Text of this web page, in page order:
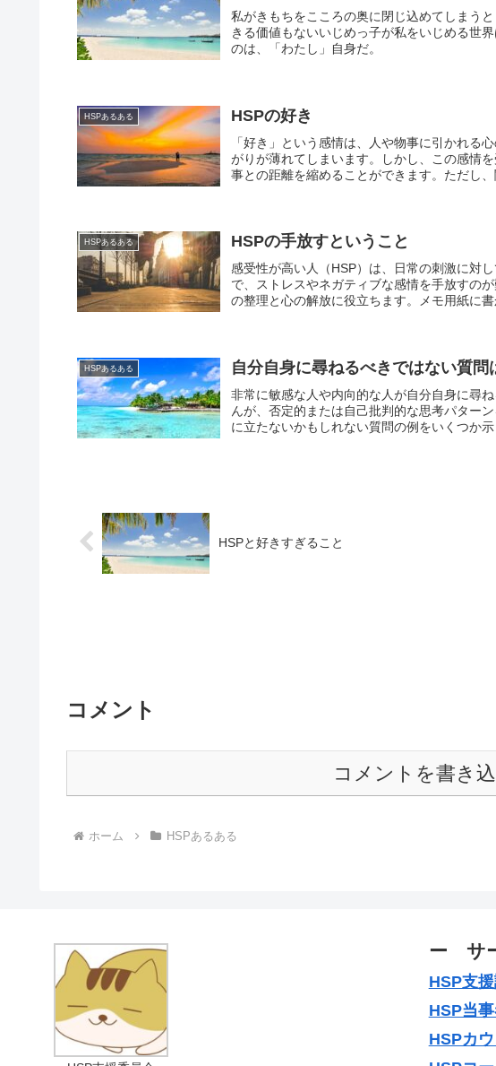
私がきもちをこころの奥に閉じ込めてしまう
きる価値もないいじめっ子が私をいじめる世
のは、「わたし」自身だ。
HSPあるある HSPの好き
「好き」という感情は、人や物事に引かれる
がりが薄れてしまいます。しかし、この感情
事との距離を縮めることができます。ただし
HSPあるある HSPの手放すということ
感受性が高い人（HSP）は、日常の刺激に対
で、ストレスやネガティブな感情を手放すの
の整理と心の解放に役立ちます。メモ用紙に
HSPあるある 自分自身に尋ねるべきではない質問
非常に敏感な人や内向的な人が自分自身に尋
んが、否定的または自己批判的な思考パター
に立たないかもしれない質問の例をいくつか
HSPと好きすぎること
コメント
コメントを書き
ホーム HSPあるある
ー サ
HSP支
HSP当
HSPカ